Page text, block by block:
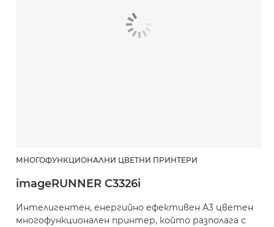
МНОГОФУНКЦИОНАЛНИ ЦВЕТНИ ПРИНТЕРИ
imageRUNNER C3326i
Интелигентен, енергийно ефективен A3 цветен
многофункционален принтер, който разполага с